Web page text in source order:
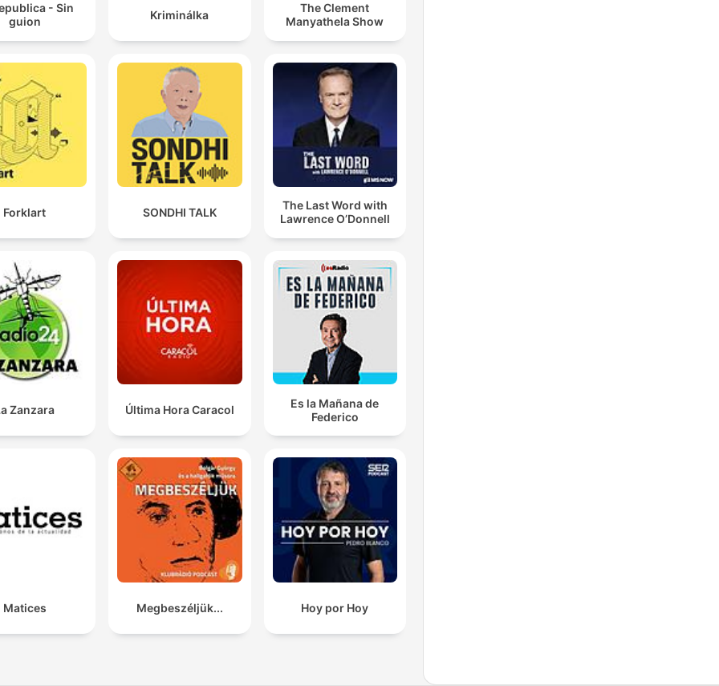
- Sin
guion
Kriminálka
The Clement
Manyathela Show
Forklart SONDHI TALK
The Last Word with
Lawrence O’Donnell
Zanzara Última Hora Caracol
Es la Mañana de
Federico
Matices Megbeszéljük... Hoy por Hoy